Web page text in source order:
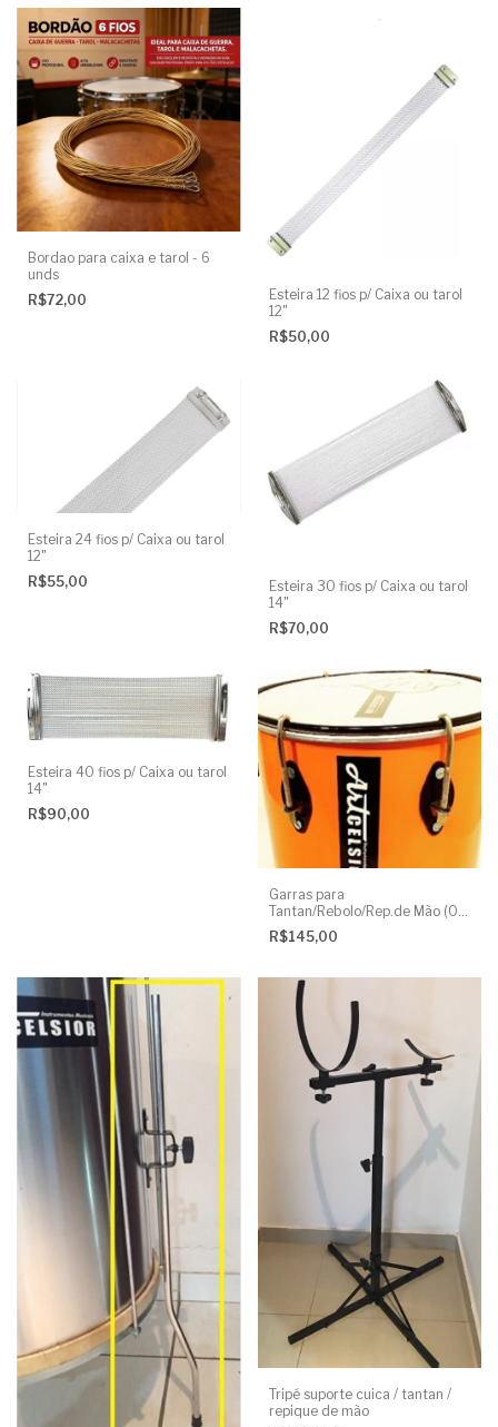
Bordao para caixa e tarol - 6
unds
R$72,00
Esteira 12 fios p/ Caixa ou tarol
12"
R$50,00
Esteira 24 fios p/ Caixa ou tarol
12"
R$55,00
Esteira 30 fios p/ Caixa ou tarol
14"
R$70,00
Esteira 40 fios p/ Caixa ou tarol
14"
R$90,00
Garras para
Tantan/Rebolo/Rep.de Mão (06
UND)
R$145,00
Tripé suporte cuica / tantan /
repique de mão